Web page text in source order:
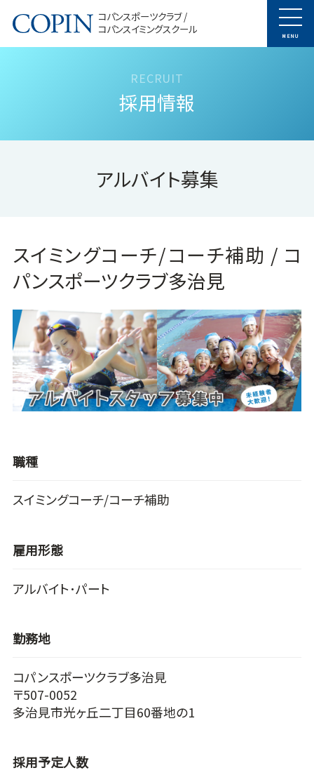
コパンスポーツクラブ /
コパンスイミングスクール
MENU
採用情報
アルバイト募集
スイミングコーチ/コーチ補助 / コ
パンスポーツクラブ多治見
職種
スイミングコーチ/コーチ補助
雇用形態
アルバイト･パート
勤務地
コパンスポーツクラブ多治見
〒507-0052
多治見市光ヶ丘二丁目60番地の1
採用予定人数